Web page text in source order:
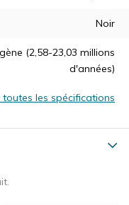
Noir
(2,58-23,03 millions
d'années)
toutes les spécifications